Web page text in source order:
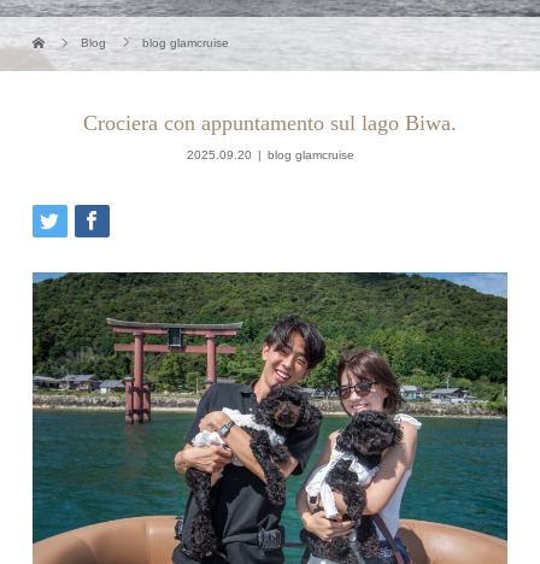
Blog blog glamcruise
Crociera con appuntamento sul lago Biwa.
2025.09.20 blog glamcruise